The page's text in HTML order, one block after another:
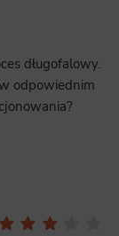
długofalowy.
odpowiednim